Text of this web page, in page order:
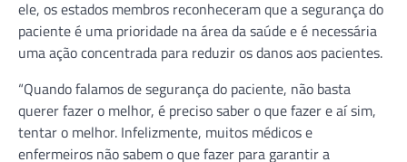
ele, os estados membros reconheceram que a segurança do
paciente é uma prioridade na área da saúde e é necessária
uma ação concentrada para reduzir os danos aos pacientes.
“Quando falamos de segurança do paciente, não basta
querer fazer o melhor, é preciso saber o que fazer e aí sim,
tentar o melhor. Infelizmente, muitos médicos e
enfermeiros não sabem o que fazer para garantir a